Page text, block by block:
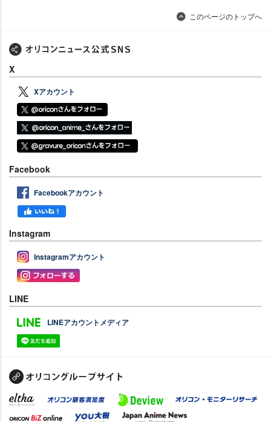
このページのトップへ
X
Xアカウント
Facebook
Facebookアカウント
Instagram
Instagramアカウント
LINE
LINEアカウントメディア